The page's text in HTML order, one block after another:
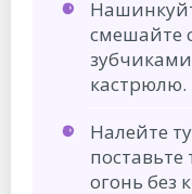
смешайте
кастрюлю.
Налейте
огонь без